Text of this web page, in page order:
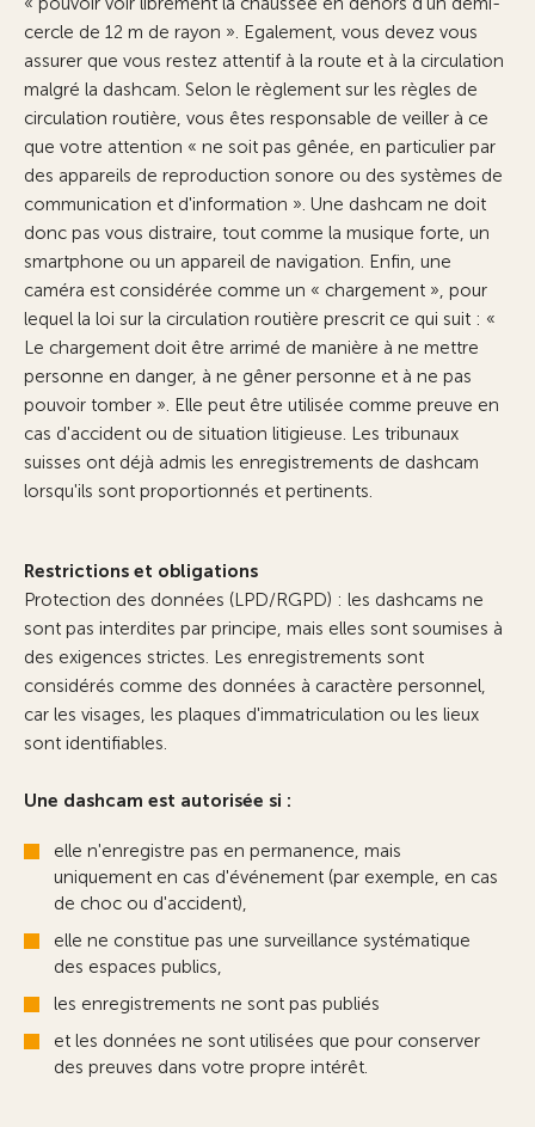
cercle de 12 m de rayon ». Egalement, vous devez vous
assurer que vous restez attentif à la route et à la circulation
malgré la dashcam. Selon le règlement sur les règles de
circulation routière, vous êtes responsable de veiller à ce
que votre attention « ne soit pas gênée, en particulier par
des appareils de reproduction sonore ou des systèmes de
communication et d'information ». Une dashcam ne doit
donc pas vous distraire, tout comme la musique forte, un
smartphone ou un appareil de navigation. Enfin, une
caméra est considérée comme un « chargement », pour
lequel la loi sur la circulation routière prescrit ce qui suit : «
Le chargement doit être arrimé de manière à ne mettre
personne en danger, à ne gêner personne et à ne pas
pouvoir tomber ». Elle peut être utilisée comme preuve en
cas d'accident ou de situation litigieuse. Les tribunaux
suisses ont déjà admis les enregistrements de dashcam
lorsqu'ils sont proportionnés et pertinents.
Restrictions et obligations
Protection des données (LPD/RGPD) : les dashcams ne
sont pas interdites par principe, mais elles sont soumises à
des exigences strictes. Les enregistrements sont
considérés comme des données à caractère personnel,
car les visages, les plaques d'immatriculation ou les lieux
sont identifiables.
Une dashcam est autorisée si :
elle n'enregistre pas en permanence, mais
uniquement en cas d'événement (par exemple, en cas
de choc ou d'accident),
elle ne constitue pas une surveillance systématique
des espaces publics,
les enregistrements ne sont pas publiés
et les données ne sont utilisées que pour conserver
des preuves dans votre propre intérêt.